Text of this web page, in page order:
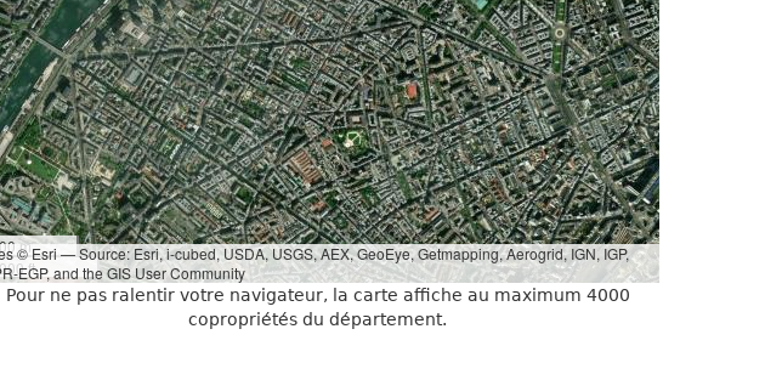
m
ft
© Esri — Source: Esri, i-cubed, USDA, USGS, AEX, GeoEye, Getmapping, Aerogrid, IGN, IGP,
EGP, and the GIS User Community
Pour ne pas ralentir votre navigateur, la carte affiche au maximum 4000
copropriétés du département.